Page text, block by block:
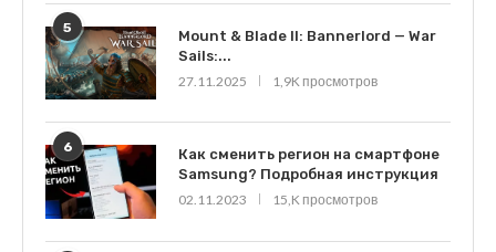
5
Mount & Blade II: Bannerlord — War
Sails:...
27.11.2025
1,9K просмотров
6
Как сменить регион на смартфоне
Samsung? Подробная инструкция
02.11.2023
15,K просмотров